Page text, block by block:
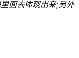
面去体现出来;另外